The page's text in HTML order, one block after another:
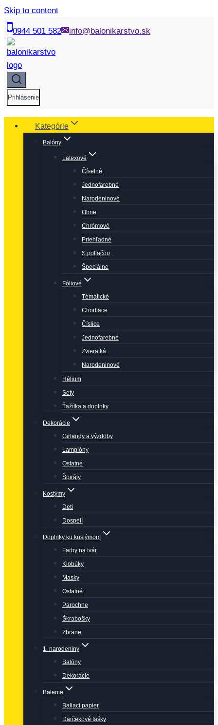
Skip to content
0944 501 582 info@balonikarstvo.sk
Prihlásenie
Kategórie
Balóny
Latexové
Číselné
Jednofarebné
Narodeninové
Obrie
Chrómové
Priehľadné
S potlačou
Špeciálne
Fóliové
Tématické
Chodiace
Číslice
Jednofarebné
Zvieratká
Narodeninové
Hélium
Sety
Ťažítka a doplnky
Dekorácie
Girlandy a výzdoby
Lampióny
Ostatné
Špirály
Kostýmy
Deti
Dospelí
Doplnky ku kostýmom
Farby na tvár
Klobúky
Masky
Ostatné
Parochne
Škrabošky
Zbrane
1. narodeniny
Balóny
Dekorácie
Balenie
Baliaci papier
Darčekové tašky